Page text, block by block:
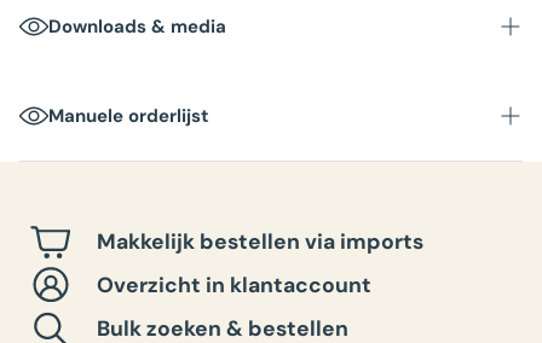
Downloads & media
Manuele orderlijst
Makkelijk bestellen via imports
Overzicht in klantaccount
Bulk zoeken & bestellen